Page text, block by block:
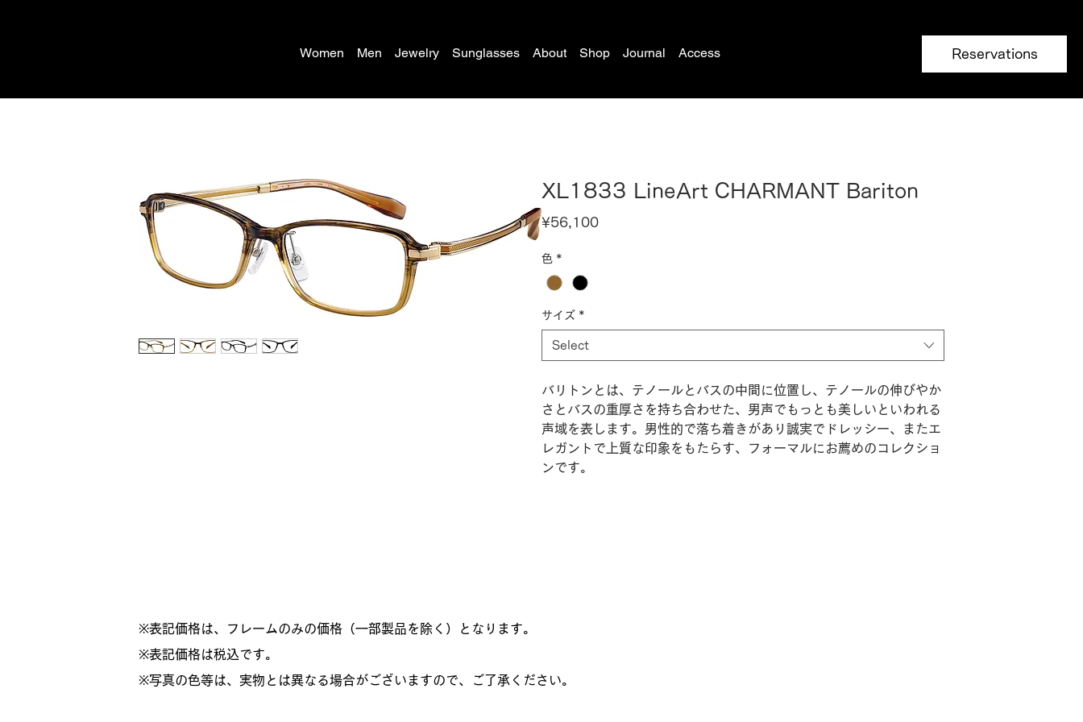
Women Men Jewelry Sunglasses About Shop Journal Access Reservations
XL1833 LineArt CHARMANT Bariton
¥56,100Price
色 *
サイズ *
Select
バリトンとは、テノールとバスの中間に位置し、テノールの伸びやか
さとバスの重厚さを持ち合わせた、男声でもっとも美しいといわれる
声域を表します。男性的で落ち着きがあり誠実でドレッシー、またエ
レガントで上質な印象をもたらす、フォーマルにお薦めのコレクショ
ンです。
※表記価格は、フレームのみの価格（一部製品を除く）となります。
​※表記価格は税込です。
※写真の色等は、実物とは異なる場合がございますので、ご了承ください。